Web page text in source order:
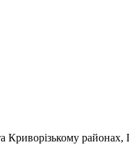
Криворізькому районах,